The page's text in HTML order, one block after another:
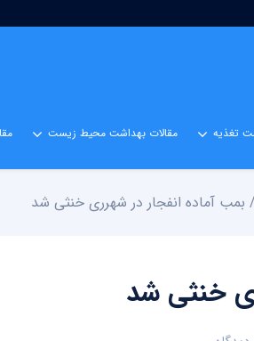
تغذیه مقالات بهداشت محیط زیست
بمب آماده انفجار در شهرری خنثی شد
خنثی شد